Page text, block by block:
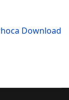
Download